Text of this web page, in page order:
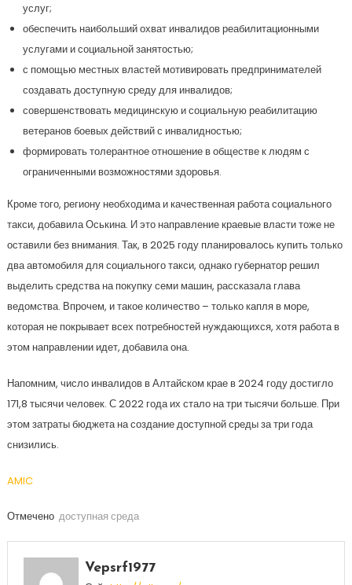
услуг;
обеспечить наибольший охват инвалидов реабилитационными
услугами и социальной занятостью;
с помощью местных властей мотивировать предпринимателей
создавать доступную среду для инвалидов;
совершенствовать медицинскую и социальную реабилитацию
ветеранов боевых действий с инвалидностью;
формировать толерантное отношение в обществе к людям с
ограниченными возможностями здоровья.
Кроме того, региону необходима и качественная работа социального
такси, добавила Оськина. И это направление краевые власти тоже не
оставили без внимания. Так, в 2025 году планировалось купить только
два автомобиля для социального такси, однако губернатор решил
выделить средства на покупку семи машин, рассказала глава
ведомства. Впрочем, и такое количество – только капля в море,
которая не покрывает всех потребностей нуждающихся, хотя работа в
этом направлении идет, добавила она.
Напомним, число инвалидов в Алтайском крае в 2024 году достигло
171,8 тысячи человек. С 2022 года их стало на три тысячи больше. При
этом затраты бюджета на создание доступной среды за три года
снизились.
AMIC
Отмечено доступная среда
Vepsrf1977